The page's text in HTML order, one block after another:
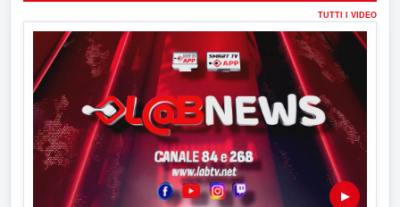
TUTTI I VIDEO
▶